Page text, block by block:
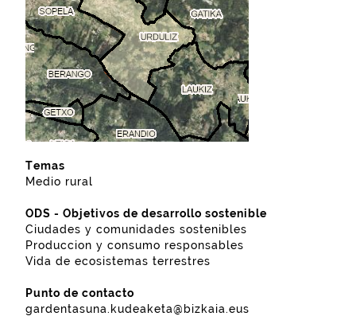
Temas
Medio rural
ODS - Objetivos de desarrollo sostenible
Ciudades y comunidades sostenibles
Produccion y consumo responsables
Vida de ecosistemas terrestres
Punto de contacto
gardentasuna.kudeaketa@bizkaia.eus